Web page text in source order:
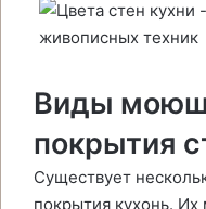
Виды
покрытия
Существует
покрытия кухонь. Их